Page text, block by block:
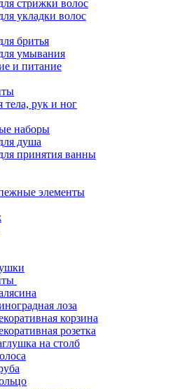
стрижки волос
укладки волос
бритья
умывания
и питание
рук и ног
наборы
душа
принятия ванны
элементы
лоза
корзина
розетка
на столб